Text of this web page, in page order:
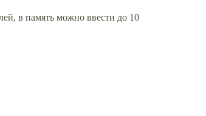
в память можно ввести до 10